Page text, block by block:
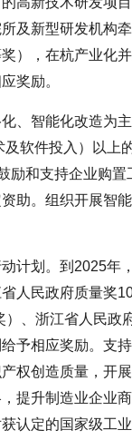
及新型研发机构
），在杭产业化
奖励。
、智能化改造为
软件投入）以上
励和支持企业购置
助。组织开展智
计划。到2025年
人民政府质量奖
）、浙江省人民政
予相应奖励。支
权创造质量，开
提升制造业企业
认定的国家级工